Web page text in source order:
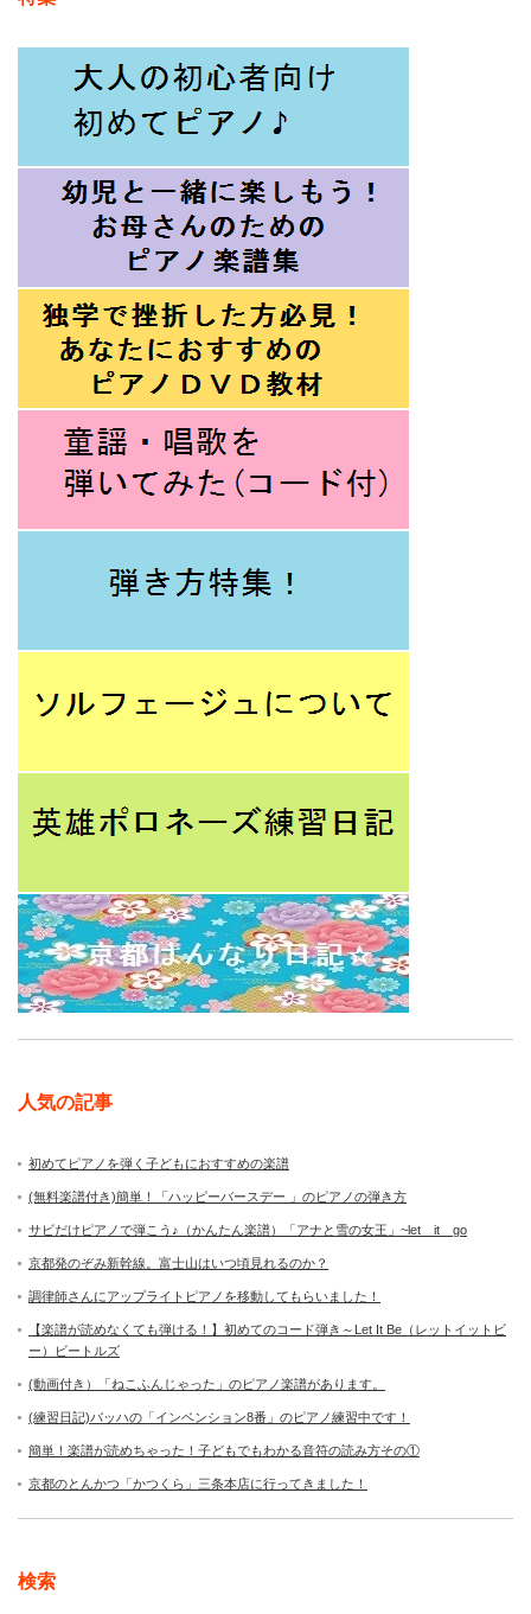
人気の記事
初めてピアノを弾く子どもにおすすめの楽譜
(無料楽譜付き)簡単！「ハッピーバースデー 」のピアノの弾き方
サビだけピアノで弾こう♪（かんたん楽譜）「アナと雪の女王」~let it go
京都発のぞみ新幹線。富士山はいつ頃見れるのか？
調律師さんにアップライトピアノを移動してもらいました！
【楽譜が読めなくても弾ける！】初めてのコード弾き～Let It Be（レットイットビ
ー）ビートルズ
(動画付き）「ねこふんじゃった」のピアノ楽譜があります。
(練習日記)バッハの「インベンション8番」のピアノ練習中です！
簡単！楽譜が読めちゃった！子どもでもわかる音符の読み方その①
京都のとんかつ「かつくら」三条本店に行ってきました！
検索